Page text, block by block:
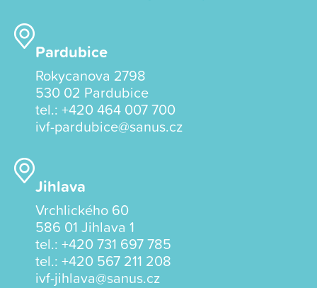
Pardubice
Rokycanova 2798
530 02 Pardubice
tel.: +420 464 007 700
ivf-pardubice@sanus.cz
Jihlava
Vrchlického 60
586 01 Jihlava 1
tel.: +420 731 697 785
tel.: +420 567 211 208
ivf-jihlava@sanus.cz